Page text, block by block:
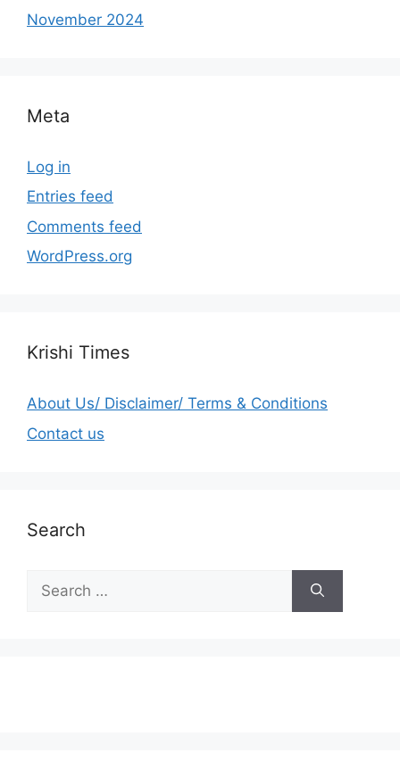
November 2024
Meta
Log in
Entries feed
Comments feed
WordPress.org
Krishi Times
About Us/ Disclaimer/ Terms & Conditions
Contact us
Search